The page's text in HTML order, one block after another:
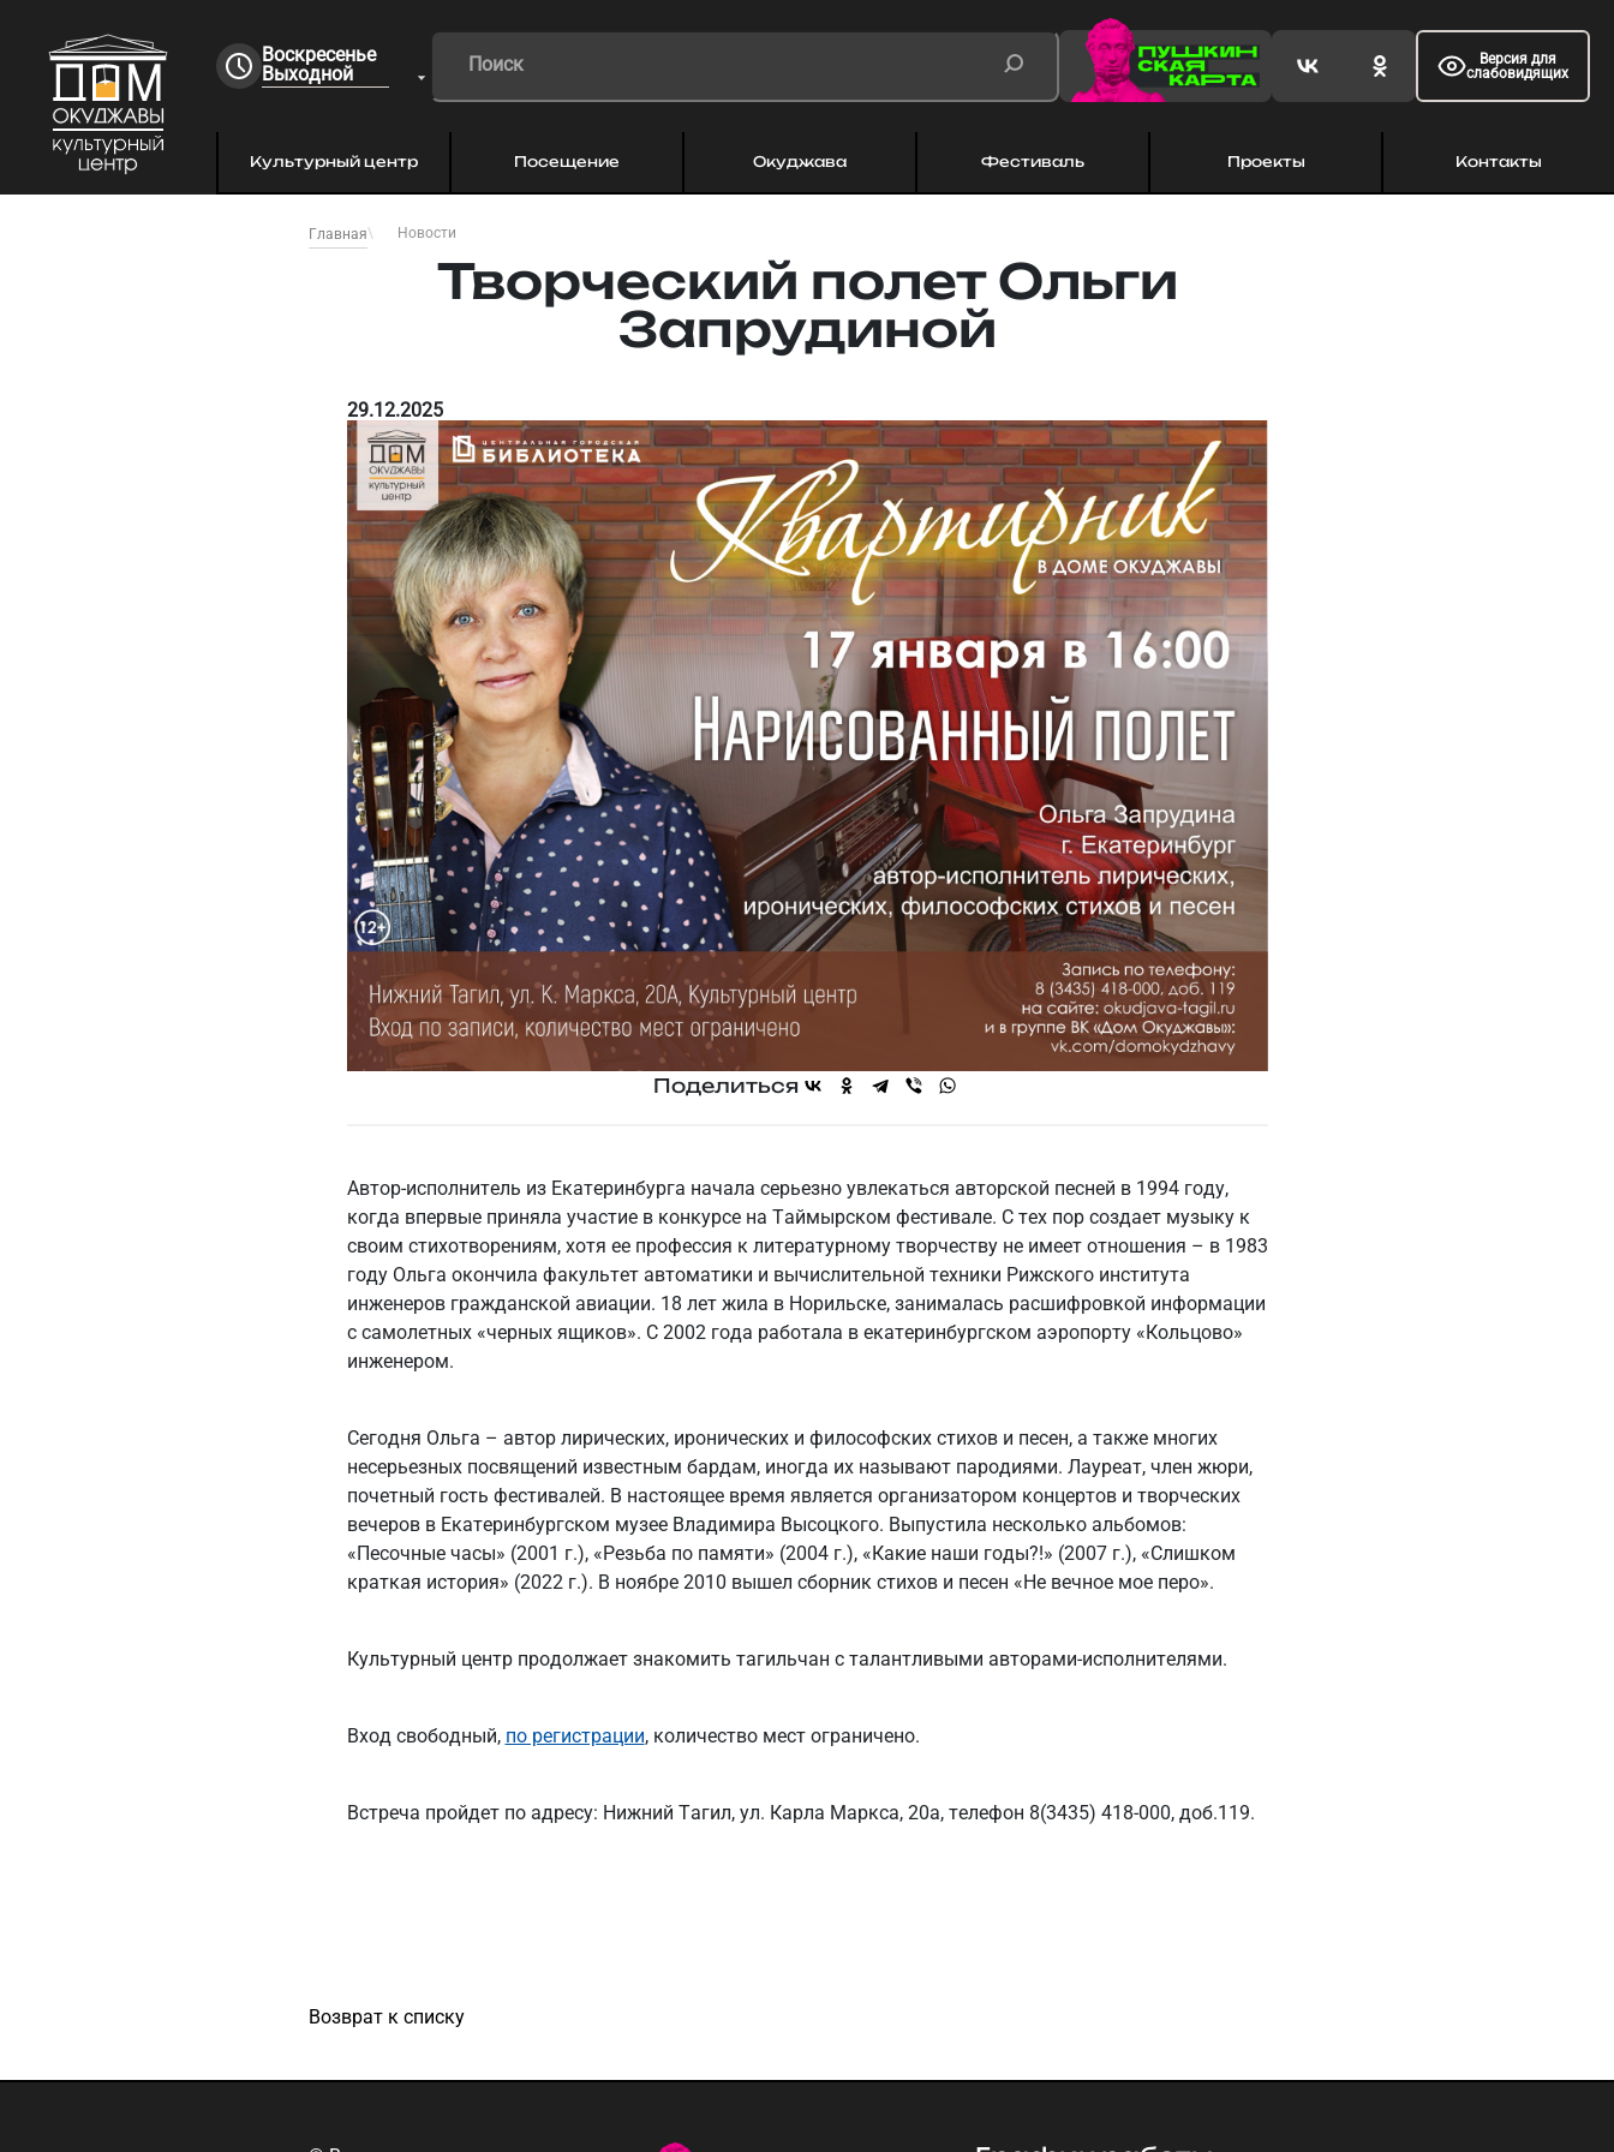
Воскресенье
Выходной
Версия для
слабовидящих
Культурный центр Посещение Окуджава Фестиваль Проекты Контакты
Главная Новости
Творческий полет Ольги
Запрудиной
29.12.2025
Поделиться
Автор-исполнитель из Екатеринбурга начала серьезно увлекаться авторской песней в 1994 году,
когда впервые приняла участие в конкурсе на Таймырском фестивале. С тех пор создает музыку к
своим стихотворениям, хотя ее профессия к литературному творчеству не имеет отношения – в 1983
году Ольга окончила факультет автоматики и вычислительной техники Рижского института
инженеров гражданской авиации. 18 лет жила в Норильске, занималась расшифровкой информации
с самолетных «черных ящиков». С 2002 года работала в екатеринбургском аэропорту «Кольцово»
инженером.
Сегодня Ольга – автор лирических, иронических и философских стихов и песен, а также многих
несерьезных посвящений известным бардам, иногда их называют пародиями. Лауреат, член жюри,
почетный гость фестивалей. В настоящее время является организатором концертов и творческих
вечеров в Екатеринбургском музее Владимира Высоцкого. Выпустила несколько альбомов:
«Песочные часы» (2001 г.), «Резьба по памяти» (2004 г.), «Какие наши годы?!» (2007 г.), «Слишком
краткая история» (2022 г.). В ноябре 2010 вышел сборник стихов и песен «Не вечное мое перо».
Культурный центр продолжает знакомить тагильчан с талантливыми авторами-исполнителями.
Вход свободный, по регистрации, количество мест ограничено.
Встреча пройдет по адресу: Нижний Тагил, ул. Карла Маркса, 20а, телефон 8(3435) 418-000, доб.119.
Возврат к списку